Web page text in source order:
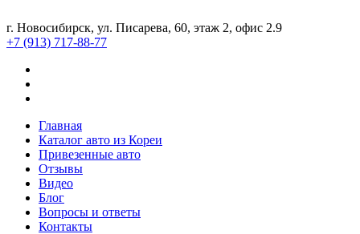
г. Новосибирск, ул. Писарева, 60, этаж 2, офис 2.9
+7 (913) 717-88-77
Главная
Каталог авто из Кореи
Привезенные авто
Отзывы
Видео
Блог
Вопросы и ответы
Контакты